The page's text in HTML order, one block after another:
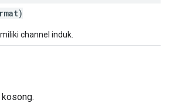
channel induk.